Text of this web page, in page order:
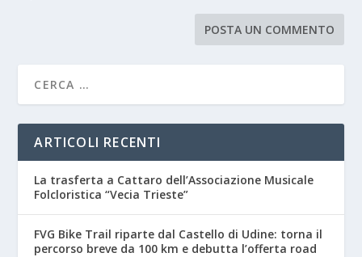
ARTICOLI RECENTI
La trasferta a Cattaro dell’Associazione Musicale
Folcloristica “Vecia Trieste”
FVG Bike Trail riparte dal Castello di Udine: torna il
percorso breve da 100 km e debutta l’offerta road